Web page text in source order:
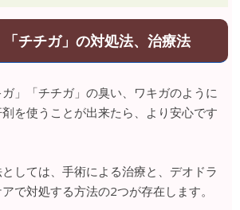
「チチガ」の対処法、治療法
」「チチガ」の臭い、ワキガのように
を使うことが出来たら、より安心です
しては、手術による治療と、デオドラ
で対処する方法の2つが存在します。